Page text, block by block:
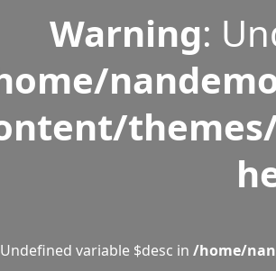
Warning:
variable $desc in /home/